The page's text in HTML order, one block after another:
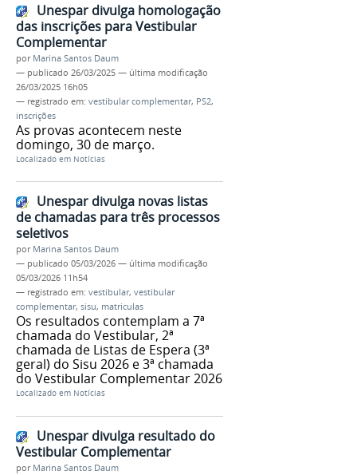
Unespar divulga homologação
das inscrições para Vestibular
Complementar
por Marina Santos Daum
— publicado 26/03/2025 — última modificação
26/03/2025 16h05
— registrado em: vestibular complementar, PS2,
inscrições
As provas acontecem neste
domingo, 30 de março.
Localizado em Notícias
Unespar divulga novas listas
de chamadas para três processos
seletivos
por Marina Santos Daum
— publicado 05/03/2026 — última modificação
05/03/2026 11h54
— registrado em: vestibular, vestibular
complementar, sisu, matriculas
Os resultados contemplam a 7ª
chamada do Vestibular, 2ª
chamada de Listas de Espera (3ª
geral) do Sisu 2026 e 3ª chamada
do Vestibular Complementar 2026
Localizado em Notícias
Unespar divulga resultado do
Vestibular Complementar
por Marina Santos Daum